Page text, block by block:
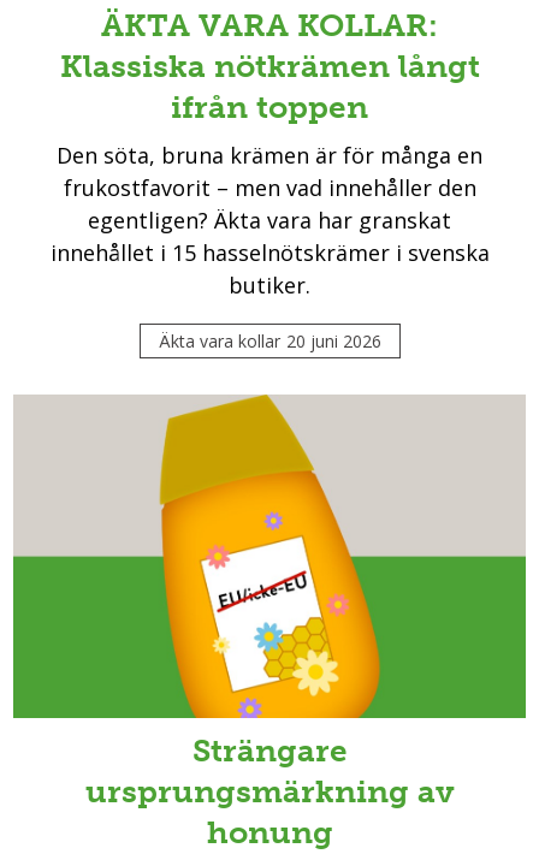
ÄKTA VARA KOLLAR:
Klassiska nötkrämen långt
ifrån toppen
Den söta, bruna krämen är för många en
frukostfavorit – men vad innehåller den
egentligen? Äkta vara har granskat
innehållet i 15 hasselnötskrämer i svenska
butiker.
Äkta vara kollar 20 juni 2026
Strängare
ursprungsmärkning av
honung